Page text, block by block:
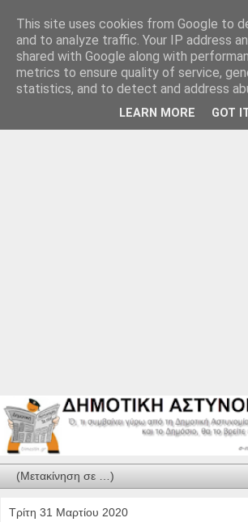
Τρίτη 31 Μαρτίου 2020
This site uses cookies from Google to
and to analyze traffic. Your IP address
shared with Google along with
metrics to ensure quality of service,
statistics, and to detect and address
LEARN MORE GOT